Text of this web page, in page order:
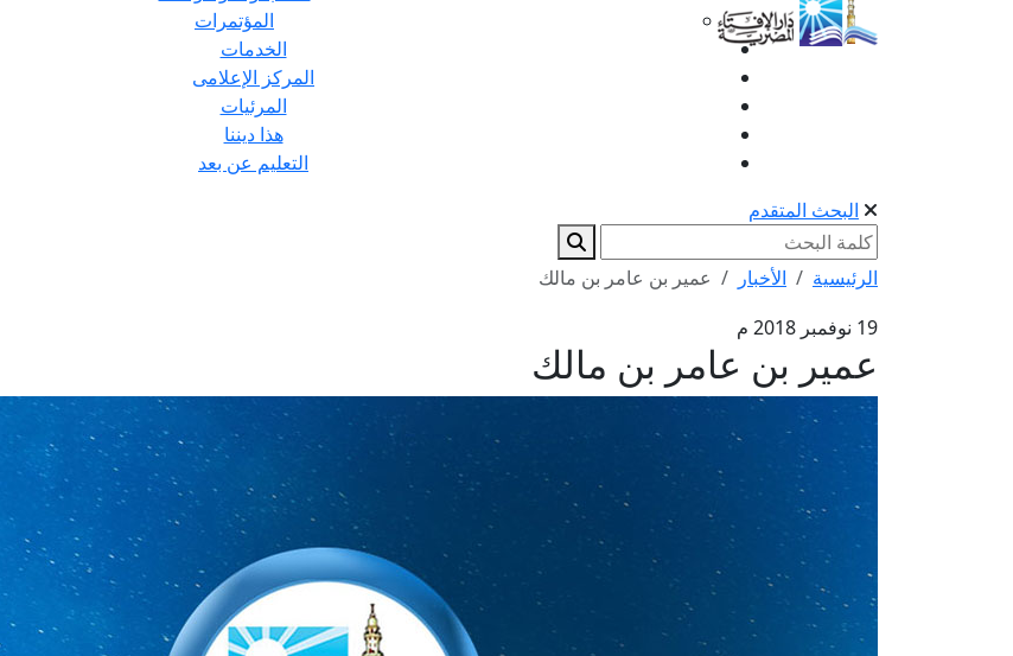
المؤتمرات
الخدمات
المركز الإعلامى
المرئيات
هذا ديننا
التعليم عن بعد
البحث المتقدم
الرئيسية الأخبار
عمير بن عامر بن مالك
19 نوفمبر 2018 م
عمير بن عامر بن مالك